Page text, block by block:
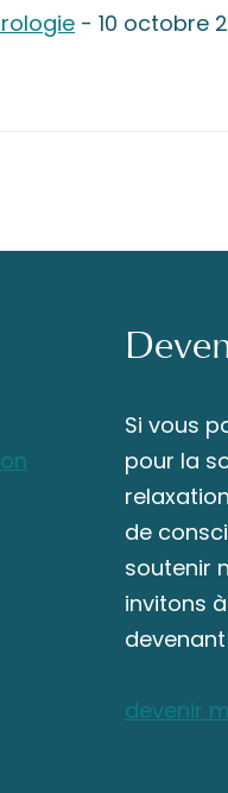
- 10 octobre
Si vous
pour la
de
soutenir
invitons
devenant
devenir